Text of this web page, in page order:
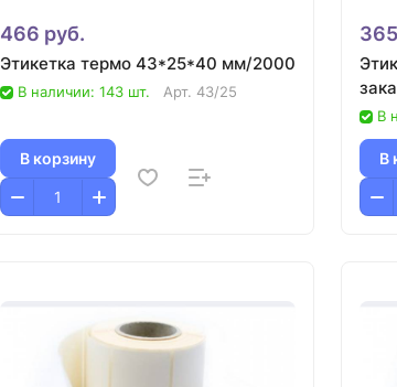
466 руб.
Этикетка термо 43*25*40 мм/2000
В наличии: 143 шт. Арт. 43/25
В корзину
В
В